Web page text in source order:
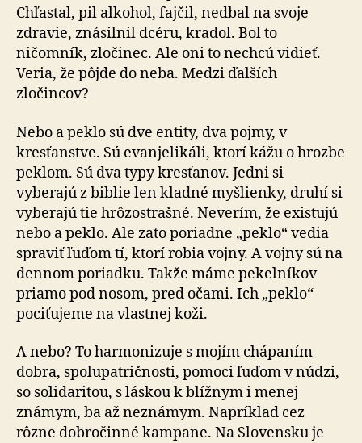
Chľastal, pil alkohol, fajčil, nedbal na svoje
zdravie, znásilnil dcéru, kradol. Bol to
ničomník, zločinec. Ale oni to nechcú vidieť.
Veria, že pôjde do neba. Medzi ďalších
zločincov?
Nebo a peklo sú dve entity, dva pojmy, v
kresťanstve. Sú evanjelikáli, ktorí kážu o hrozbe
peklom. Sú dva typy kresťanov. Jedni si
vyberajú z biblie len kladné myšlienky, druhí si
vyberajú tie hrôzostrašné. Neverím, že existujú
nebo a peklo. Ale zato poriadne „peklo“ vedia
spraviť ľuďom tí, ktorí robia vojny. A vojny sú na
dennom po­riad­ku. Takže máme pekelníkov
priamo pod nosom, pred oča­mi. Ich „peklo“
pociťujeme na vlastnej koži.
A nebo? To harmonizuje s mojím chápaním
dobra, spo­lu­pat­rič­nos­ti, pomoci ľuďom v núdzi,
so solidaritou, s láskou k blížnym i menej
známym, ba až neznámym. Napríklad cez
rôzne dobročinné kampane. Na Slovensku je